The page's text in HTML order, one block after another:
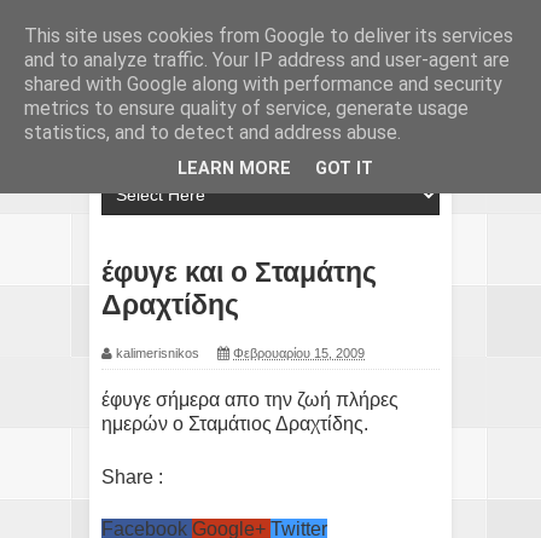
έφυγε και ο Σταμάτης
Δραχτίδης
kalimerisnikos Φεβρουαρίου 15, 2009
έφυγε σήμερα απο την ζωή πλήρες
ημερών ο Σταμάτιος Δραχτίδης.
Share :
Facebook Google+ Twitter
This site uses cookies from Google to deliver its services
and to analyze traffic. Your IP address and user-agent are
shared with Google along with performance and security
metrics to ensure quality of service, generate usage
statistics, and to detect and address abuse.
LEARN MORE GOT IT